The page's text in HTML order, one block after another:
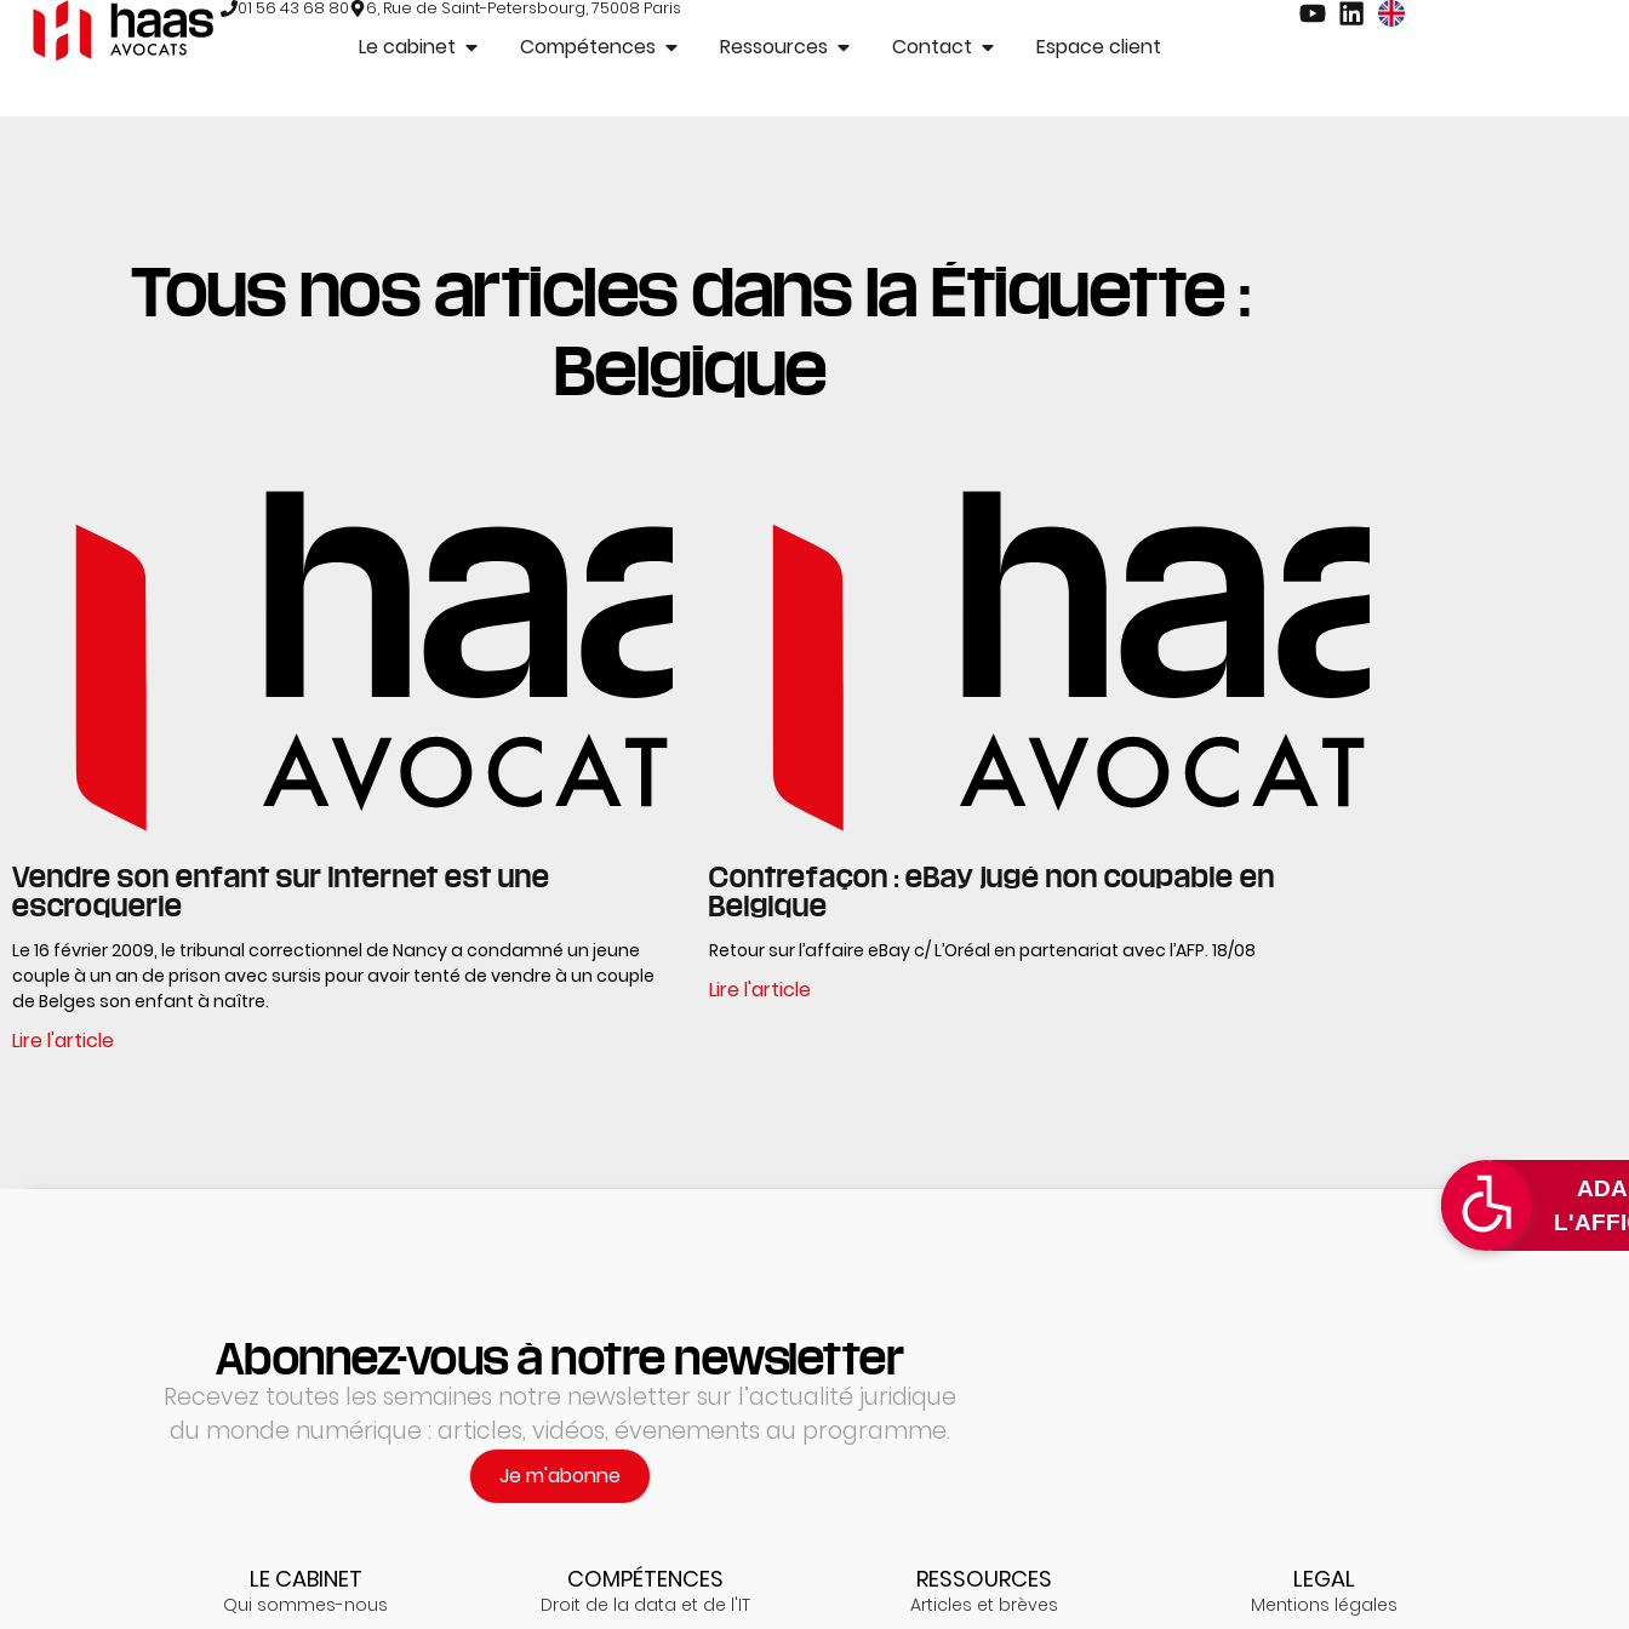
01 56 43 68 80 6, Rue de Saint-Petersbourg, 75008 Paris
Le cabinet Compétences Ressources Contact Espace client
Tous nos articles dans la Étiquette :
Belgique
Vendre son enfant sur Internet est une
escroquerie
Le 16 février 2009, le tribunal correctionnel de Nancy a condamné un jeune
couple à un an de prison avec sursis pour avoir tenté de vendre à un couple
de Belges son enfant à naître.
Lire l'article
Contrefaçon : eBay jugé non coupable en
Belgique
Retour sur l’affaire eBay c/ L’Oréal en partenariat avec l’AFP. 18/08
Lire l'article
Abonnez-vous à notre newsletter
Recevez toutes les semaines notre newsletter sur l’actualité juridique
du monde numérique : articles, vidéos, évenements au programme.
Je m'abonne
LE CABINET
Qui sommes-nous
COMPÉTENCES
Droit de la data et de l'IT
RESSOURCES
Articles et brèves
LEGAL
Mentions légales